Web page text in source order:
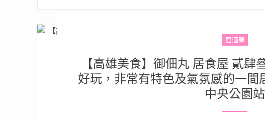
居酒屋
【高雄美食】御佃丸 居食屋 貳肆
好玩，非常有特色及氣氛感的一
中央公園站